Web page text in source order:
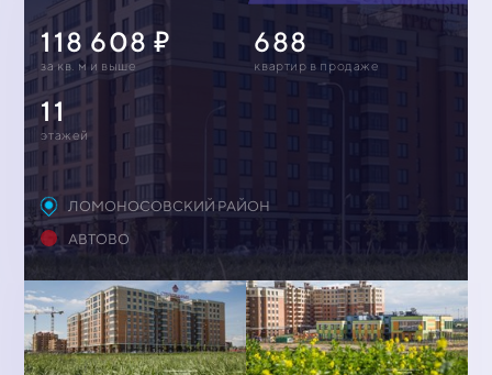
118 608
за кв. м и выше
688
квартир в продаже
11
этажей
ЛОМОНОСОВСКИЙ РАЙОН
АВТОВО